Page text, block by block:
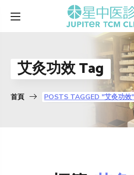
艾灸功效 Tag
首頁 POSTS TAGGED "艾灸功效"